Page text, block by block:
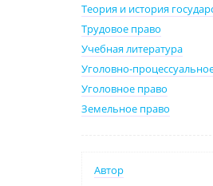
Теория и история
Трудовое право
Учебная литература
Уголовно-
Уголовное право
Земельное право
Автор